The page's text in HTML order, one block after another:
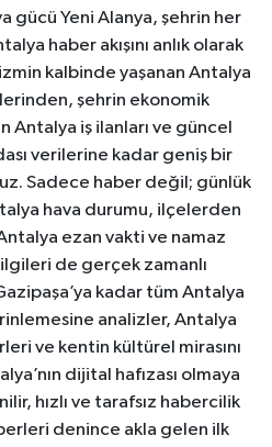
gücü Yeni Alanya, şehrin her
haber akışını anlık olarak
kalbinde yaşanan Antalya
şehrin ekonomik
iş ilanları ve güncel
verilerine kadar geniş bir
Sadece haber değil; günlük
hava durumu, ilçelerden
ezan vakti ve namaz
de gerçek zamanlı
kadar tüm Antalya
analizler, Antalya
ve kentin kültürel mirasını
dijital hafızası olmaya
hızlı ve tarafsız habercilik
denince akla gelen ilk